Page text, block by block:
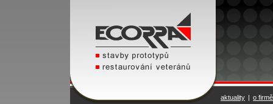
aktuality | o firmě